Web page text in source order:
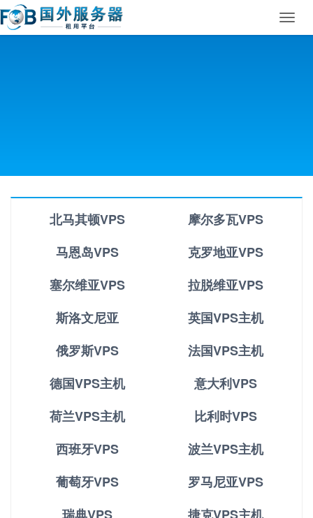
北马其顿VPS
摩尔多瓦VPS
马恩岛VPS
克罗地亚VPS
塞尔维亚VPS
拉脱维亚VPS
斯洛文尼亚
英国VPS主机
俄罗斯VPS
法国VPS主机
德国VPS主机
意大利VPS
荷兰VPS主机
比利时VPS
西班牙VPS
波兰VPS主机
葡萄牙VPS
罗马尼亚VPS